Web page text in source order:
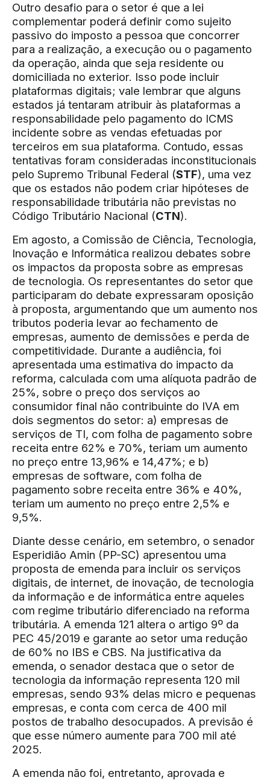
Outro desafio para o setor é que a lei
complementar poderá definir como sujeito
passivo do imposto a pessoa que concorrer
para a realização, a execução ou o pagamento
da operação, ainda que seja residente ou
domiciliada no exterior. Isso pode incluir
plataformas digitais; vale lembrar que alguns
estados já tentaram atribuir às plataformas a
responsabilidade pelo pagamento do ICMS
incidente sobre as vendas efetuadas por
terceiros em sua plataforma. Contudo, essas
tentativas foram consideradas inconstitucionais
pelo Supremo Tribunal Federal (STF), uma vez
que os estados não podem criar hipóteses de
responsabilidade tributária não previstas no
Código Tributário Nacional (CTN).
Em agosto, a Comissão de Ciência, Tecnologia,
Inovação e Informática realizou debates sobre
os impactos da proposta sobre as empresas
de tecnologia. Os representantes do setor que
participaram do debate expressaram oposição
à proposta, argumentando que um aumento nos
tributos poderia levar ao fechamento de
empresas, aumento de demissões e perda de
competitividade. Durante a audiência, foi
apresentada uma estimativa do impacto da
reforma, calculada com uma alíquota padrão de
25%, sobre o preço dos serviços ao
consumidor final não contribuinte do IVA em
dois segmentos do setor: a) empresas de
serviços de TI, com folha de pagamento sobre
receita entre 62% e 70%, teriam um aumento
no preço entre 13,96% e 14,47%; e b)
empresas de software, com folha de
pagamento sobre receita entre 36% e 40%,
teriam um aumento no preço entre 2,5% e
9,5%.
Diante desse cenário, em setembro, o senador
Esperidião Amin (PP-SC) apresentou uma
proposta de emenda para incluir os serviços
digitais, de internet, de inovação, de tecnologia
da informação e de informática entre aqueles
com regime tributário diferenciado na reforma
tributária. A emenda 121 altera o artigo 9º da
PEC 45/2019 e garante ao setor uma redução
de 60% no IBS e CBS. Na justificativa da
emenda, o senador destaca que o setor de
tecnologia da informação representa 120 mil
empresas, sendo 93% delas micro e pequenas
empresas, e conta com cerca de 400 mil
postos de trabalho desocupados. A previsão é
que esse número aumente para 700 mil até
2025.
A emenda não foi, entretanto, aprovada e